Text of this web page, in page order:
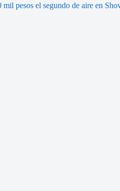
pesos el segundo de aire en